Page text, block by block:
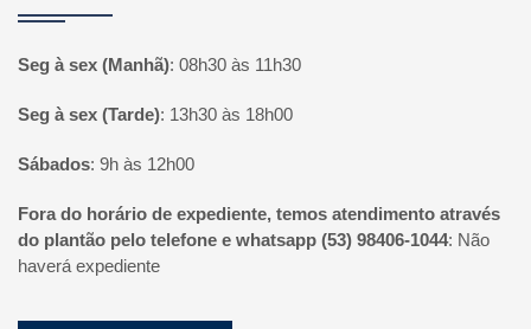
Seg à sex (Manhã): 08h30 às 11h30
Seg à sex (Tarde): 13h30 às 18h00
Sábados: 9h às 12h00
Fora do horário de expediente, temos atendimento através
do plantão pelo telefone e whatsapp (53) 98406-1044: Não
haverá expediente